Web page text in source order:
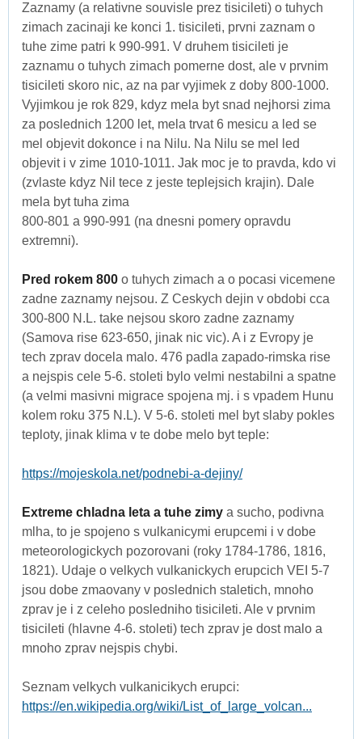
Zaznamy (a relativne souvisle prez tisicileti) o tuhych
zimach zacinaji ke konci 1. tisicileti, prvni zaznam o
tuhe zime patri k 990-991. V druhem tisicileti je
zaznamu o tuhych zimach pomerne dost, ale v prvnim
tisicileti skoro nic, az na par vyjimek z doby 800-1000.
Vyjimkou je rok 829, kdyz mela byt snad nejhorsi zima
za poslednich 1200 let, mela trvat 6 mesicu a led se
mel objevit dokonce i na Nilu. Na Nilu se mel led
objevit i v zime 1010-1011. Jak moc je to pravda, kdo vi
(zvlaste kdyz Nil tece z jeste teplejsich krajin). Dale
mela byt tuha zima
800-801 a 990-991 (na dnesni pomery opravdu
extremni).
Pred rokem 800 o tuhych zimach a o pocasi vicemene
zadne zaznamy nejsou. Z Ceskych dejin v obdobi cca
300-800 N.L. take nejsou skoro zadne zaznamy
(Samova rise 623-650, jinak nic vic). A i z Evropy je
tech zprav docela malo. 476 padla zapado-rimska rise
a nejspis cele 5-6. stoleti bylo velmi nestabilni a spatne
(a velmi masivni migrace spojena mj. i s vpadem Hunu
kolem roku 375 N.L). V 5-6. stoleti mel byt slaby pokles
teploty, jinak klima v te dobe melo byt teple:
https://mojeskola.net/podnebi-a-dejiny/
Extreme chladna leta a tuhe zimy a sucho, podivna
mlha, to je spojeno s vulkanicymi erupcemi i v dobe
meteorologickych pozorovani (roky 1784-1786, 1816,
1821). Udaje o velkych vulkanickych erupcich VEI 5-7
jsou dobe zmaovany v poslednich staletich, mnoho
zprav je i z celeho posledniho tisicileti. Ale v prvnim
tisicileti (hlavne 4-6. stoleti) tech zprav je dost malo a
mnoho zprav nejspis chybi.
Seznam velkych vulkanicikych erupci:
https://en.wikipedia.org/wiki/List_of_large_volcan...